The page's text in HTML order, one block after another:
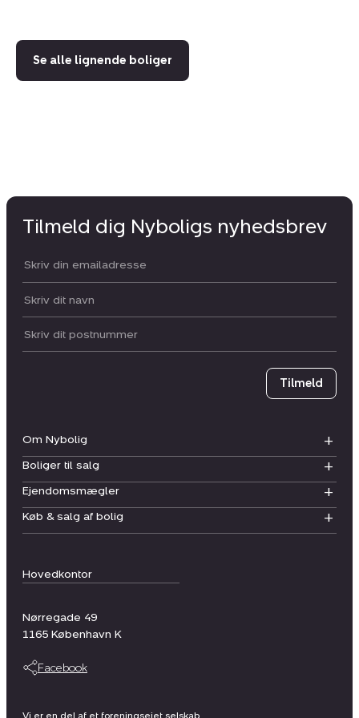
Se alle lignende boliger
Hovedkontor
Nørregade 49
1165 København K
Facebook
Om Nybolig
Boliger til salg
Ejendomsmægler
Køb & salg af bolig
Tilmeld dig Nyboligs nyhedsbrev
Din email:
Dit navn:
Postnummer
Tilmeld